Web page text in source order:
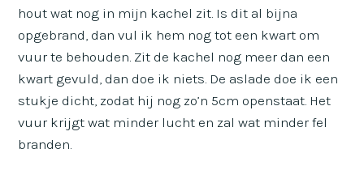
hout wat nog in mijn kachel zit. Is dit al bijna
opgebrand, dan vul ik hem nog tot een kwart om
vuur te behouden. Zit de kachel nog meer dan een
kwart gevuld, dan doe ik niets. De aslade doe ik een
stukje dicht, zodat hij nog zo’n 5cm openstaat. Het
vuur krijgt wat minder lucht en zal wat minder fel
branden.